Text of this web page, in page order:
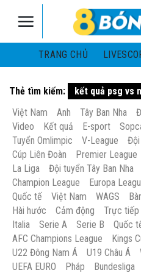
TRANG CHỦ
Thẻ tìm kiếm:
kết quả psg vs
Việt Nam
Anh Tây Ban Nha
Video
Kết quả E-sport
Tuyển Omlimpic
V-League Đội
Cúp Liên Đoàn
Premier League
La Liga
Đội tuyển Tây Ban Nha
Champion League
Europa
Quốc tế
Việt Nam WAGS
Hài hước
Cảm động Trực tiếp
Italia
Serie A Serie B Quốc
AFC Champions League
Kings
U22 Đông Nam Á
U19 Châu Á
UEFA EURO
Pháp Bundesliga